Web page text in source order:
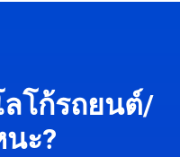
โก้รถยนต์/
ะ?